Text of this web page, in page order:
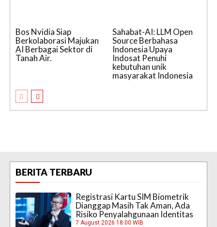
Bos Nvidia Siap
Berkolaborasi Majukan
AI Berbagai Sektor di
Tanah Air.
Sahabat-AI: LLM Open
Source Berbahasa
Indonesia Upaya
Indosat Penuhi
kebutuhan unik
masyarakat Indonesia
BERITA TERBARU
Registrasi Kartu SIM Biometrik
Dianggap Masih Tak Aman, Ada
Risiko Penyalahgunaan Identitas
7 August 2026 18:00 WIB